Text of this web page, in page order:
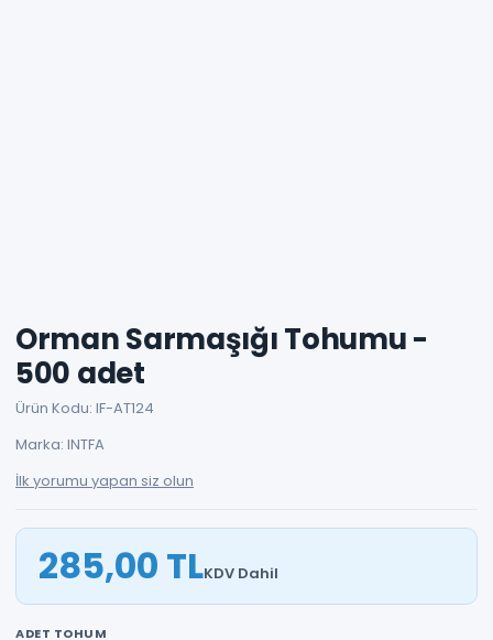
Orman Sarmaşığı Tohumu -
500 adet
Ürün Kodu: IF-AT124
Marka: INTFA
İlk yorumu yapan siz olun
285,00 TLKDV Dahil
ADET TOHUM